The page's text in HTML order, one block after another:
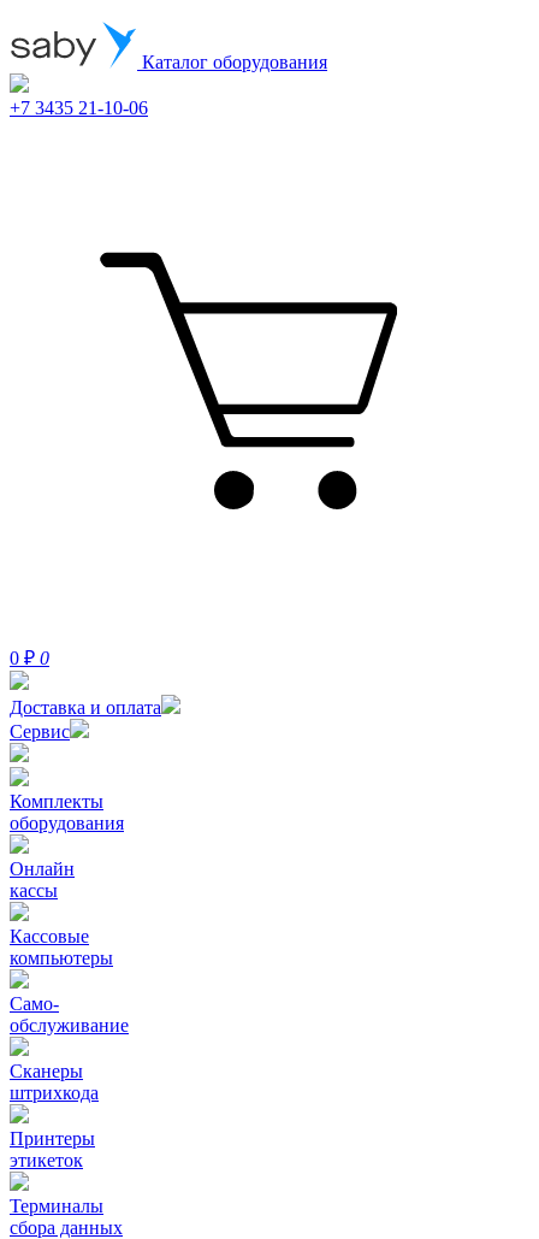
Каталог оборудования
+7 3435 21-10-06
0 ₽ 0
Доставка и оплата
Сервис
Комплекты
оборудования
Онлайн
кассы
Кассовые
компьютеры
Само-
обслуживание
Сканеры
штрихкода
Принтеры
этикеток
Терминалы
сбора данных